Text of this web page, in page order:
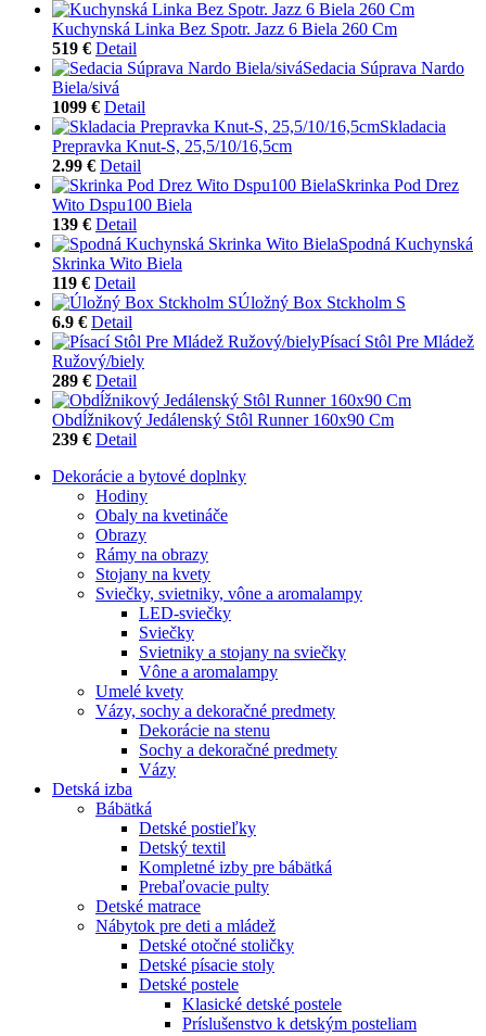
Kuchynská Linka Bez Spotr. Jazz 6 Biela 260 Cm
519 € Detail
Sedacia Súprava Nardo
Biela/sivá
1099 € Detail
Skladacia
Prepravka Knut-S, 25,5/10/16,5cm
2.99 € Detail
Skrinka Pod Drez
Wito Dspu100 Biela
139 € Detail
Spodná Kuchynská
Skrinka Wito Biela
119 € Detail
Úložný Box Stckholm S
6.9 € Detail
Písací Stôl Pre Mládež
Ružový/biely
289 € Detail
Obdĺžnikový Jedálenský Stôl Runner 160x90 Cm
239 € Detail
Dekorácie a bytové doplnky
Hodiny
Obaly na kvetináče
Obrazy
Rámy na obrazy
Stojany na kvety
Sviečky, svietniky, vône a aromalampy
LED-sviečky
Sviečky
Svietniky a stojany na sviečky
Vône a aromalampy
Umelé kvety
Vázy, sochy a dekoračné predmety
Dekorácie na stenu
Sochy a dekoračné predmety
Vázy
Detská izba
Bábätká
Detské postieľky
Detský textil
Kompletné izby pre bábätká
Prebaľovacie pulty
Detské matrace
Nábytok pre deti a mládež
Detské otočné stoličky
Detské písacie stoly
Detské postele
Klasické detské postele
Príslušenstvo k detským posteliam